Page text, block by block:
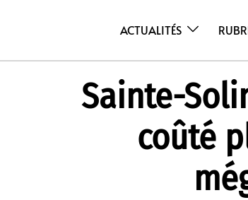
ACTUALITÉS
Sainte-
coûté